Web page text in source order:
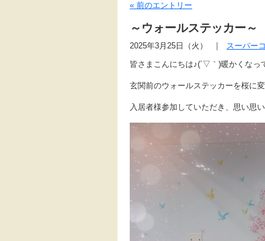
« 前のエントリー
～ウォールステッカー～
2025年3月25日（火）
スーパー
皆さまこんにちは♪(´▽｀)暖かくなっ
玄関前のウォールステッカーを桜に変
入居者様参加していただき、思い思